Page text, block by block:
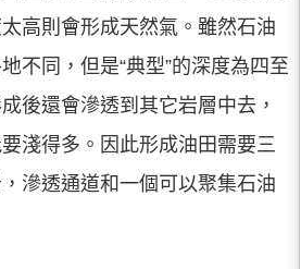
高則會形成天然氣。雖然石油
不同，但是“典型”的深度為四至
後還會滲透到其它岩層中去，
淺得多。因此形成油田需要三
滲透通道和一個可以聚集石油